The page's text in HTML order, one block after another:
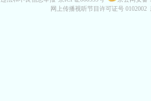
网上传播视听节目许可证号 0102002